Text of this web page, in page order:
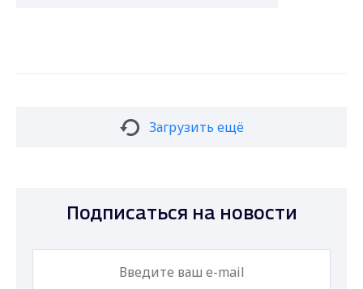
Загрузить ещё
Подписаться на новости